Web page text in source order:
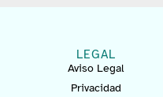
LEGAL
Aviso Legal
Privacidad